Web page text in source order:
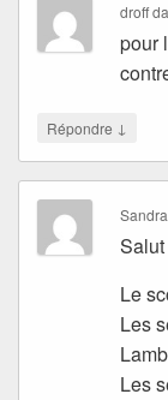
droff
pour
Répondre ↓
Sandra
Le
Les
Les